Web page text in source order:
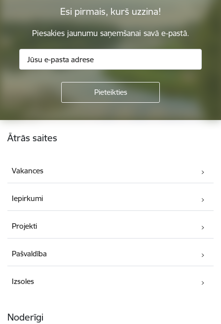
Esi pirmais, kurš uzzina!
Piesakies jaunumu saņemšanai savā e-pastā.
Kājene
Ātrās saites
Vakances
Iepirkumi
Projekti
Pašvaldība
Izsoles
Noderīgi